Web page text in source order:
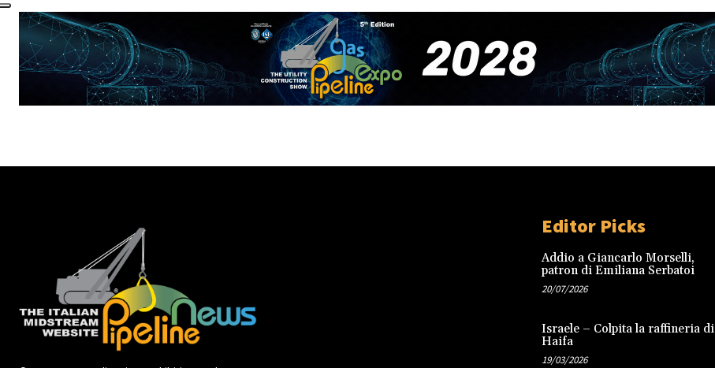
Editor Picks
Addio a Giancarlo Morselli,
patron di Emiliana Serbatoi
20/07/2026
Israele – Colpita la raffineria di
Haifa
19/03/2026